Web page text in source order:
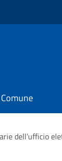
dell’ufficio